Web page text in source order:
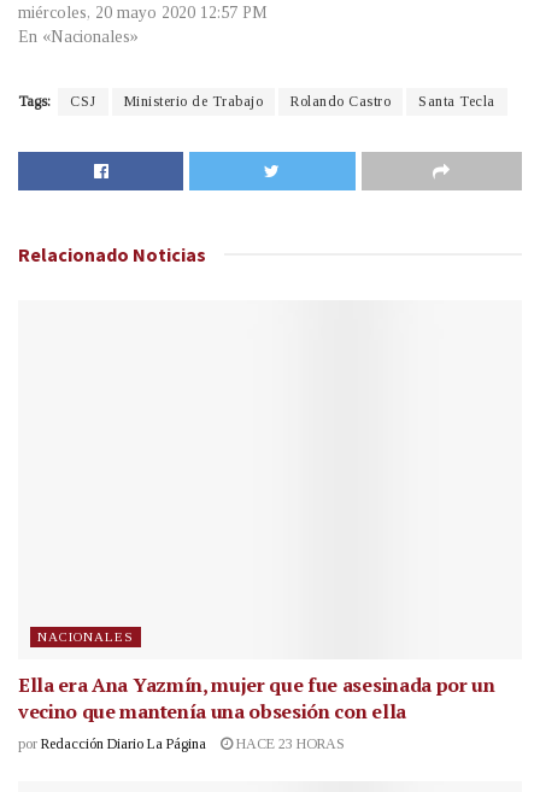
miércoles, 20 mayo 2020 12:57 PM
En «Nacionales»
Tags: CSJ Ministerio de Trabajo Rolando Castro Santa Tecla
Relacionado Noticias
NACIONALES
Ella era Ana Yazmín, mujer que fue asesinada por un
vecino que mantenía una obsesión con ella
por Redacción Diario La Página HACE 23 HORAS